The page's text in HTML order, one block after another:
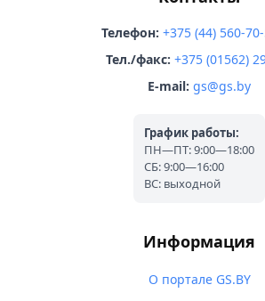
Телефон: +375 (44) 560-
Тел./факс: +375 (01562)
E-mail: gs@gs.by
График работы:
ПН—ПТ: 9:00—18:00
СБ: 9:00—16:00
ВС: выходной
Информация
О портале GS.BY